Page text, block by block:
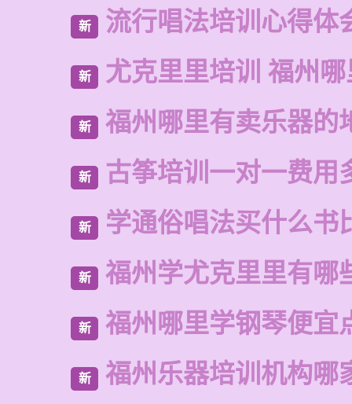
新 流行唱法培训心得体
新 尤克里里培训 福州
新 福州哪里有卖乐器的
新 古筝培训一对一费用
新 学通俗唱法买什么书
新 福州学尤克里里有哪
新 福州哪里学钢琴便宜
新 福州乐器培训机构哪